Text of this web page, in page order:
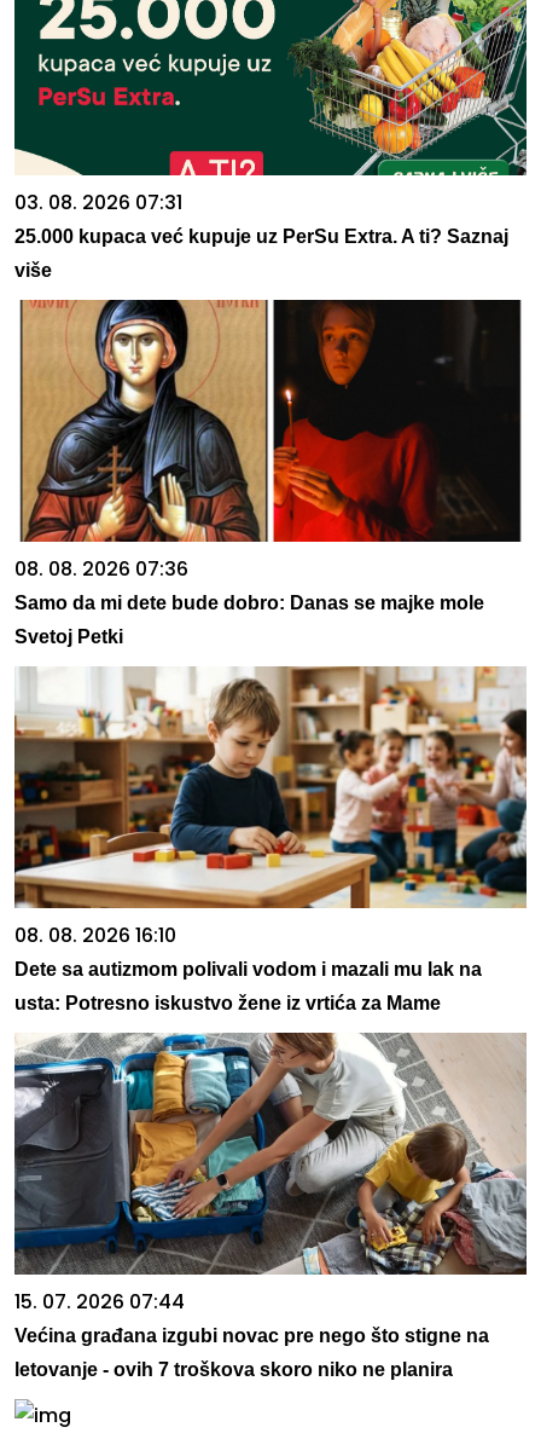
03. 08. 2026 07:31
25.000 kupaca već kupuje uz PerSu Extra. A ti? Saznaj
više
08. 08. 2026 07:36
Samo da mi dete bude dobro: Danas se majke mole
Svetoj Petki
08. 08. 2026 16:10
Dete sa autizmom polivali vodom i mazali mu lak na
usta: Potresno iskustvo žene iz vrtića za Mame
15. 07. 2026 07:44
Većina građana izgubi novac pre nego što stigne na
letovanje - ovih 7 troškova skoro niko ne planira